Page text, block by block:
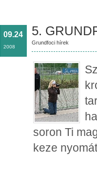
09.24
2008
5.
Grundfoci hírek
soron Ti
keze